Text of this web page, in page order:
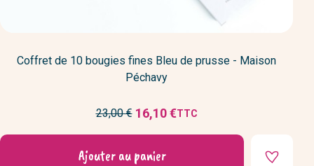
Coffret de 10 bougies fines Bleu de prusse - Maison
Péchavy
Prix
base
23,00 €
Prix
réduit
16,10 €TTC
Ajouter au panier